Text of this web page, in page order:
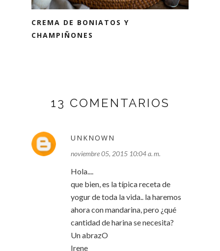
CREMA DE BONIATOS Y
CHAMPIÑONES
13 COMENTARIOS
UNKNOWN
noviembre 05, 2015 10:04 a. m.
Hola....
que bien, es la típica receta de
yogur de toda la vida.. la haremos
ahora con mandarina, pero ¿qué
cantidad de harina se necesita?
Un abrazO
Irene